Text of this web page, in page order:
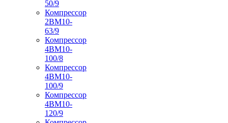
50/9
Компрессор
2ВМ10-
63/9
Компрессор
4ВМ10-
100/8
Компрессор
4ВМ10-
100/9
Компрессор
4ВМ10-
120/9